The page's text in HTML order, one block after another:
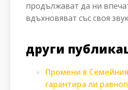
продължават да ни
вдъхновяват със своя
други
Промени в
гарантира ли